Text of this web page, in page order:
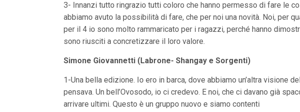
3- Innanzi tutto ringrazio tutti coloro che hanno permesso di fare le
abbiamo avuto la possibilità di fare, che per noi una novità. Noi, per
per il 4 io sono molto rammaricato per i ragazzi, perché hanno
sono riusciti a concretizzare il loro valore.
Simone Giovannetti (Labrone- Shangay e Sorgenti)
1-Una bella edizione. Io ero in barca, dove abbiamo un’altra visione
pensava. Un bell’Ovosodo, io ci credevo. E noi, che ci davano già
arrivare ultimi. Questo è un gruppo nuovo e siamo contenti